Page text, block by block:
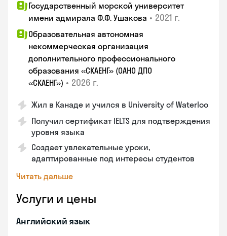
Государственный морской университет
имени адмирала Ф.Ф. Ушакова • 2021 г.
Образовательная автономная
некоммерческая организация
дополнительного профессионального
образования «СКАЕНГ» (ОАНО ДПО
«СКАЕНГ») • 2026 г.
Жил в Канаде и учился в University of Waterloo
Получил сертификат IELTS для подтверждения
уровня языка
Создает увлекательные уроки,
адаптированные под интересы студентов
Читать дальше
Услуги и цены
Английский язык